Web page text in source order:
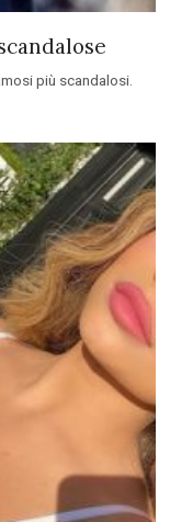
più scandalosi.